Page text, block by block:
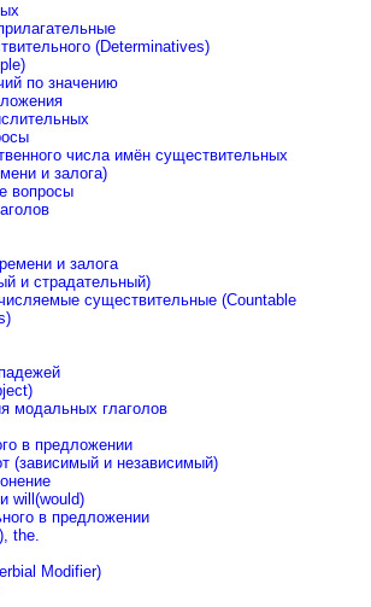
(Determinatives)
по значению
числа имён существительных
и залога)
вопросы
и залога
и страдательный)
существительные (Countable
модальных глаголов
в предложении
(зависимый и независимый)
will(would)
в предложении
the.
Modifier)